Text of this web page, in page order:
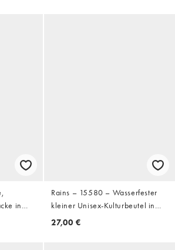
in
Rains – 15580 – Wasserfester
kleiner Unisex-Kulturbeutel in
Schwarz
27,00 €